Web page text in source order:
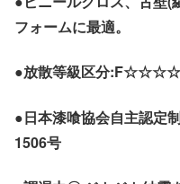
フォームに最適。
●放散等級区分:F☆☆☆☆
●日本漆喰協会自主認定
1506号